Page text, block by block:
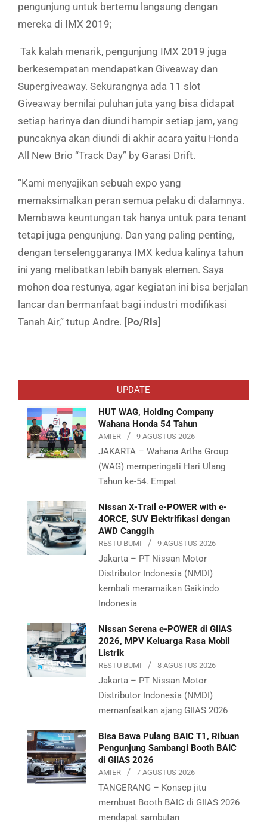
pengunjung untuk bertemu langsung dengan
mereka di IMX 2019;
Tak kalah menarik, pengunjung IMX 2019 juga
berkesempatan mendapatkan Giveaway dan
Supergiveaway. Sekurangnya ada 11 slot
Giveaway bernilai puluhan juta yang bisa didapat
setiap harinya dan diundi hampir setiap jam, yang
puncaknya akan diundi di akhir acara yaitu Honda
All New Brio “Track Day” by Garasi Drift.
“Kami menyajikan sebuah expo yang
memaksimalkan peran semua pelaku di dalamnya.
Membawa keuntungan tak hanya untuk para tenant
tetapi juga pengunjung. Dan yang paling penting,
dengan terselenggaranya IMX kedua kalinya tahun
ini yang melibatkan lebih banyak elemen. Saya
mohon doa restunya, agar kegiatan ini bisa berjalan
lancar dan bermanfaat bagi industri modifikasi
Tanah Air,” tutup Andre. [Po/Rls]
09-
UPDATE
HUT WAG, Holding Company
Wahana Honda 54 Tahun
AMIER 9 AGUSTUS 2026
JAKARTA – Wahana Artha Group
(WAG) memperingati Hari Ulang
Tahun ke-54. Empat
Nissan X-Trail e-POWER with e-
4ORCE, SUV Elektrifikasi dengan
AWD Canggih
RESTU BUMI 9 AGUSTUS 2026
Jakarta – PT Nissan Motor
Distributor Indonesia (NMDI)
kembali meramaikan Gaikindo
Indonesia
Nissan Serena e-POWER di GIIAS
2026, MPV Keluarga Rasa Mobil
Listrik
RESTU BUMI 8 AGUSTUS 2026
Jakarta – PT Nissan Motor
Distributor Indonesia (NMDI)
memanfaatkan ajang GIIAS 2026
Bisa Bawa Pulang BAIC T1, Ribuan
Pengunjung Sambangi Booth BAIC
di GIIAS 2026
AMIER 7 AGUSTUS 2026
TANGERANG – Konsep jitu
membuat Booth BAIC di GIIAS 2026
mendapat sambutan